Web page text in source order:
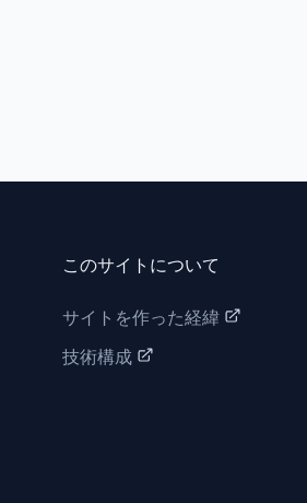
このサイトについて
サイトを作った経緯
技術構成